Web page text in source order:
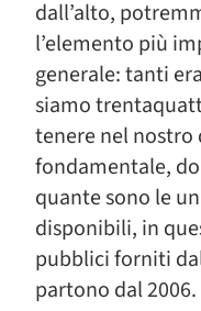
dall’alto,
l’elemento più
generale: tanti
siamo
tenere nel
fondamentale,
quante sono le
disponibili, in
pubblici forniti
partono dal